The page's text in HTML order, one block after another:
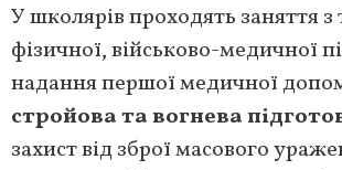
У школярів проходять заняття з
фізичної, військово-медичної
надання першої медичної
стройова та вогнева
захист від зброї масового